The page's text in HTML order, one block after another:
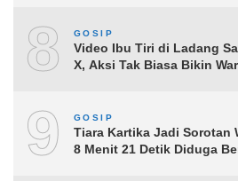
8 GOSIP
Video Ibu Tiri di Ladang
X, Aksi Tak Biasa Bikin
9 GOSIP
Tiara Kartika Jadi Sorotan
8 Menit 21 Detik Diduga